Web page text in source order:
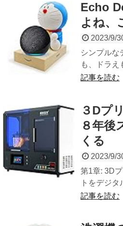
Echo
よね、
2023/9/
シンプルな
も、ドラえ
記事を読む
３Dプ
８年後
くる
2023/9/
第1章: 3D
トをデジ
記事を読む